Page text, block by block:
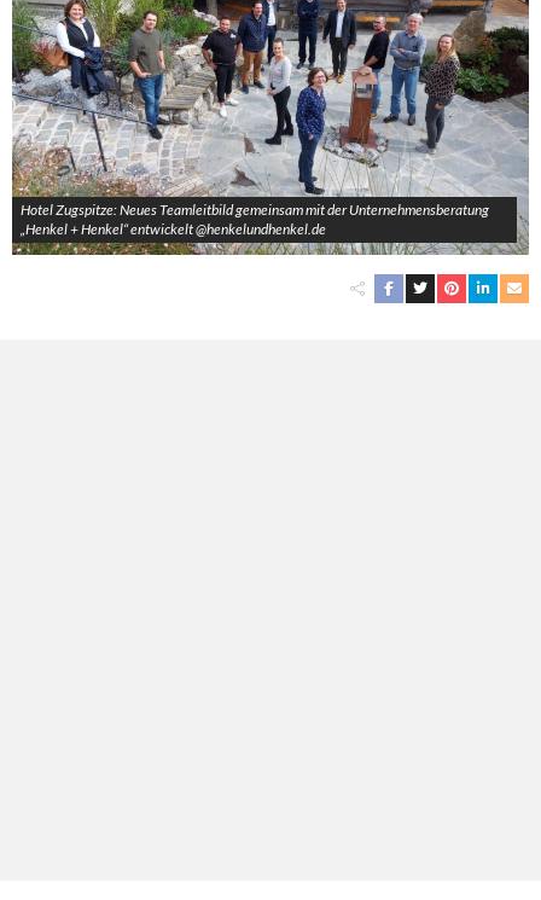
Hotel Zugspitze: Neues Teamleitbild gemeinsam mit der Unternehmensberatung
„Henkel + Henkel“ entwickelt @henkelundhenkel.de